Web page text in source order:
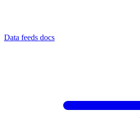
Data feeds docs